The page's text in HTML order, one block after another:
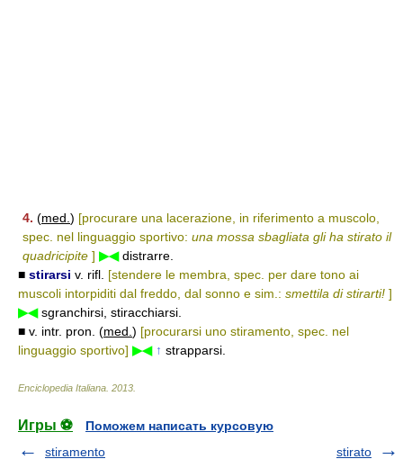
4. (med. ) [procurare una lacerazione, in riferimento a muscolo,
spec. nel linguaggio sportivo: una mossa sbagliata gli ha stirato il
quadricipite ] ▶◀distrarre.
■ stirarsi v. rifl. [stendere le membra, spec. per dare tono ai
muscoli intorpiditi dal freddo, dal sonno e sim.: smettila di stirarti! ]
▶◀sgranchirsi, stiracchiarsi.
■ v. intr. pron. (med. ) [procurarsi uno stiramento, spec. nel
linguaggio sportivo] ▶◀ ↑ strapparsi.
Enciclopedia Italiana 2013
Игры ⚽
Поможем написать курсовую
stiramento
stirato